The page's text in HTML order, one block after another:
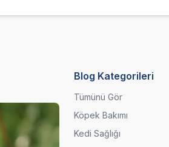
Blog Kategorileri
Tümünü Gör
Köpek Bakımı
Kedi Sağlığı